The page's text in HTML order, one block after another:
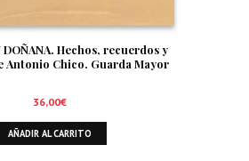
DOÑANA. Hechos, recuerdos y
Antonio Chico. Guarda Mayor
36,00€
AÑADIR AL CARRITO